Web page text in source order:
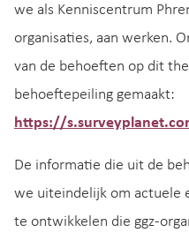
we als Kenniscentrum
organisaties, aan werken.
van de behoeften op dit
behoeftepeiling gemaakt:
https://
De informatie die uit de
we uiteindelijk om actuele
te ontwikkelen die ggz-